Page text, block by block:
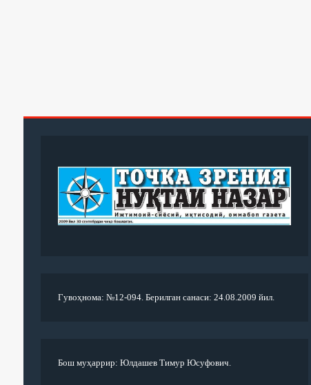
Гувоҳнома: №12-094. Берилган санаси: 24.08.2009 йил.
Бош муҳаррир: Юлдашев Тимур Юсуфович.